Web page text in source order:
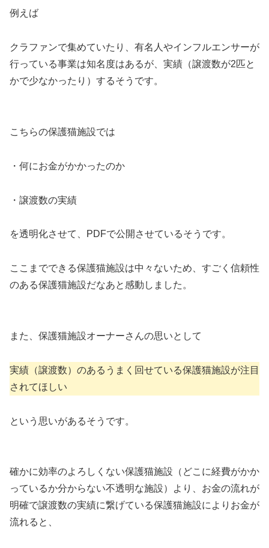
例えば
クラファンで集めていたり、有名人やインフルエンサーが
行っている事業は知名度はあるが、実績（譲渡数が2匹と
かで少なかったり）するそうです。
こちらの保護猫施設では
・何にお金がかかったのか
・譲渡数の実績
を透明化させて、PDFで公開させているそうです。
ここまでできる保護猫施設は中々ないため、すごく信頼性
のある保護猫施設だなあと感動しました。
また、保護猫施設オーナーさんの思いとして
実績（譲渡数）のあるうまく回せている保護猫施設が注目
されてほしい
という思いがあるそうです。
確かに効率のよろしくない保護猫施設（どこに経費がかか
っているか分からない不透明な施設）より、お金の流れが
明確で譲渡数の実績に繋げている保護猫施設によりお金が
流れると、